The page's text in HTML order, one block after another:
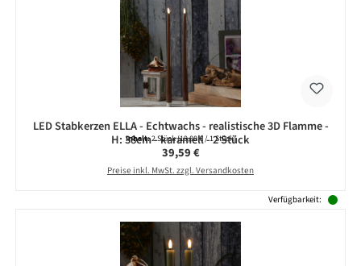
LED Stabkerzen ELLA - Echtwachs - realistische 3D Flamme -
H: 38cm - karamell - 2 Stück
Inhalt:2 Stück(19,80 € / 1 Stück)
Regulärer Preis:
39,59 €
Preise inkl. MwSt. zzgl. Versandkosten
Verfügbarkeit: